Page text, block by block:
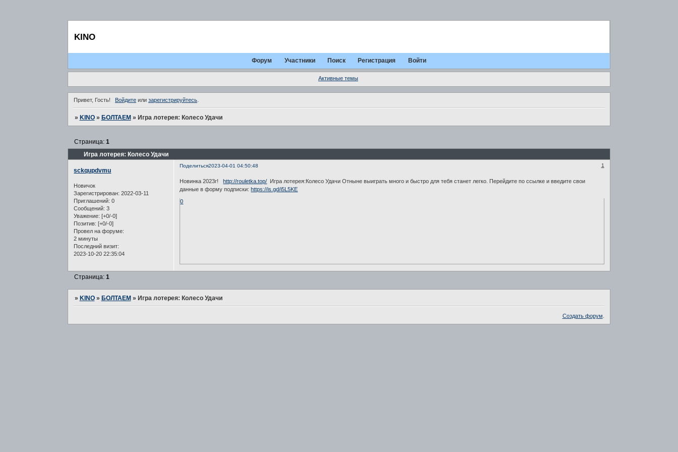
KINO
Форум Участники Поиск Регистрация Войти
Активные темы
Привет, Гость! Войдитеили зарегистрируйтесь.
» KINO » БОЛТАЕМ » Игра лотерея: Колесо Удачи
Игра лотерея: Колесо Удачи
Страница: 1
Поделиться 1
2023-04-01 04:50:48
sckqupdvmu
Новичок
Зарегистрирован: 2022-03-11
Приглашений: 0
Сообщений: 3
Уважение: [+0/-0]
Позитив: [+0/-0]
Провел на форуме:
2 минуты
Последний визит:
2023-10-20 22:35:04
Новинка 2023г!http://rouletka.top/ Игра лотерея:Колесо Удачи Отныне выиграть много и быстро для тебя станет легко. Перейдите по ссылке и введите свои
данные в форму подписки:https://is.gd/i5L5KE
0
Страница: 1
» KINO » БОЛТАЕМ » Игра лотерея: Колесо Удачи
Создать форум